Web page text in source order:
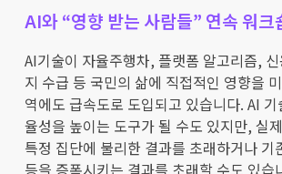
AI와 “영향 받는 사람들” 연속 워크
AI기술이 자율주행차, 플랫폼 알고리즘,
지 수급 등 국민의 삶에 직접적인 영향을
역에도 급속도로 도입되고 있습니다. AI
율성을 높이는 도구가 될 수도 있지만, 실
특정 집단에 불리한 결과를 초래하거나 기
등을 증폭시키는 결과를 초래할 수도 있습